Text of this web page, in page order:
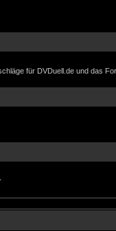
für DVDuell.de und das